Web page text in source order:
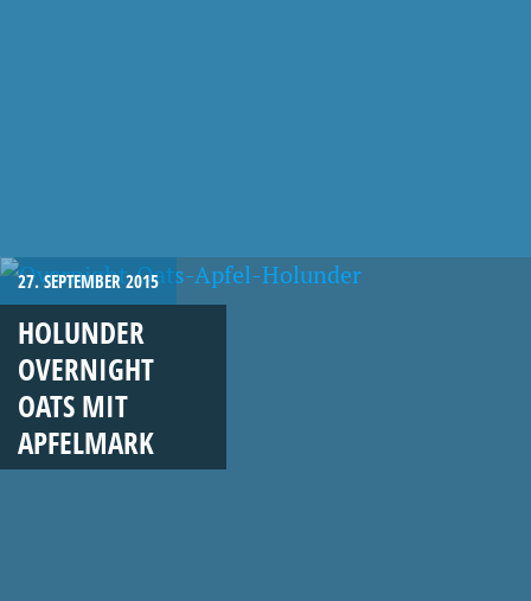
27. SEPTEMBER 2015
HOLUNDER
OVERNIGHT
OATS MIT
APFELMARK